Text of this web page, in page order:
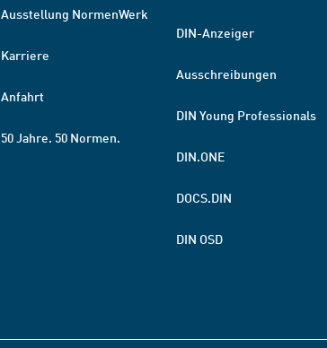
Ausstellung NormenWerk
Karriere
Anfahrt
50 Jahre. 50 Normen.
DIN-Anzeiger
Ausschreibungen
DIN Young Professionals
DIN.ONE
DOCS.DIN
DIN OSD